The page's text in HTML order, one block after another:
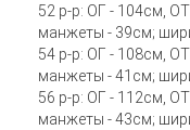
52 р-р: ОГ - 104см,
манжеты - 39см;
54 р-р: ОГ - 108см,
манжеты - 41см;
56 р-р: ОГ - 112см,
манжеты - 43см;